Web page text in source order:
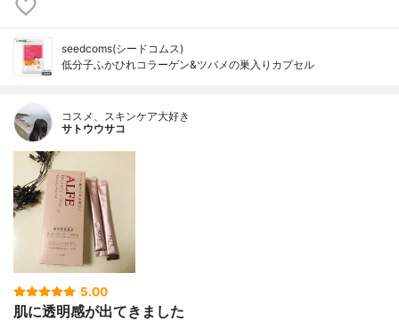
seedcoms(シードコムス)
低分子ふかひれコラーゲン&ツバメの巣入りカプセル
コスメ、スキンケア大好き
サトウウサコ
5.00
肌に透明感が出てきました